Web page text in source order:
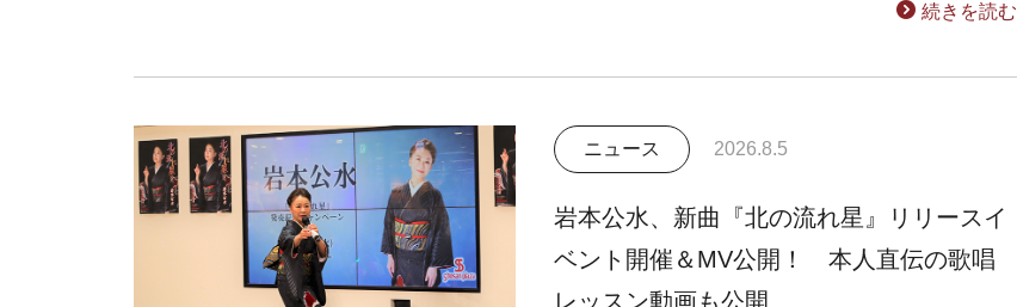
続きを読む
ニュース 2026.8.5
岩本公水、新曲『北の流れ星』リリースイ
ベント開催＆MV公開！ 本人直伝の歌唱
レッスン動画も公開